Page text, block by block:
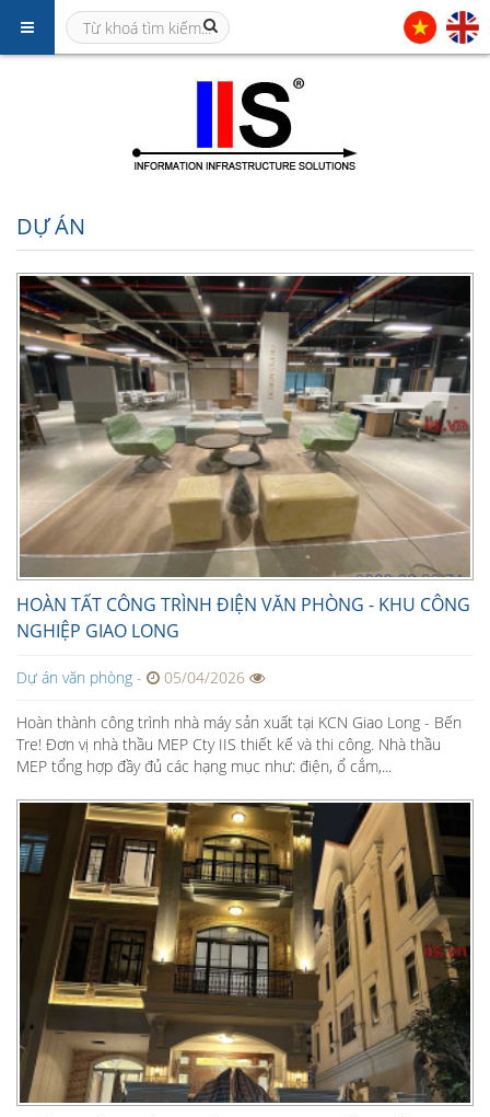
DỰ ÁN
HOÀN TẤT CÔNG TRÌNH ĐIỆN VĂN PHÒNG - KHU CÔNG
NGHIỆP GIAO LONG
Dự án văn phòng - 05/04/2026
Hoàn thành công trình nhà máy sản xuất tại KCN Giao Long - Bến
Tre! Đơn vị nhà thầu MEP Cty IIS thiết kế và thi công. Nhà thầu
MEP tổng hợp đầy đủ các hạng mục như: điện, ổ cắm,...